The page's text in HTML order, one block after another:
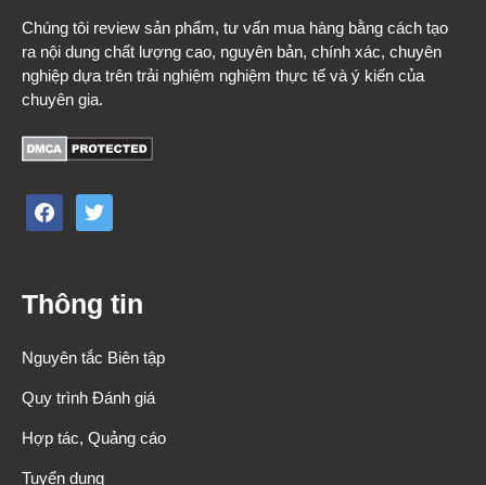
Chúng tôi review sản phẩm, tư vấn mua hàng bằng cách tạo
ra nội dung chất lượng cao, nguyên bản, chính xác, chuyên
nghiệp dựa trên trải nghiệm nghiệm thực tế và ý kiến của
chuyên gia.
facebooktwitter
Thông tin
Nguyên tắc Biên tập
Quy trình Đánh giá
Hợp tác, Quảng cáo
Tuyển dụng